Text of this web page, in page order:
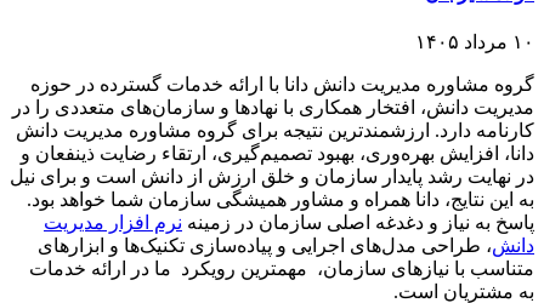
۱۰ مرداد ۱۴۰۵
گروه مشاوره مدیریت دانش دانا با ارائه خدمات گسترده در حوزه
مدیریت دانش، افتخار همکاری با نهادها و سازمان‌های متعددی را در
کارنامه دارد. ارزشمندترین نتیجه برای گروه مشاوره مدیریت دانش
دانا، افزایش بهره‌وری، بهبود تصمیم‌گیری، ارتقاء رضایت ذینفعان و
در نهایت رشد پایدار سازمان و خلق ارزش از دانش است و برای نیل
به این نتایج، دانا همراه و مشاور همیشگی سازمان شما خواهد بود.
پاسخ به نیاز و دغدغه اصلی سازمان در زمینه نرم افزار مدیریت
دانش، طراحی مدل‌های اجرایی و پیاده‌سازی تکنیک‌ها و ابزارهای
متناسب با نیازهای سازمان، مهمترین رویکرد ما در ارائه خدمات
به مشتریان است.